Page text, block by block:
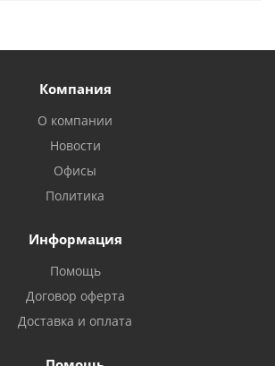
Компания
О компании
Новости
Офисы
Политика
Информация
Помощь
Договор оферта
Доставка и оплата